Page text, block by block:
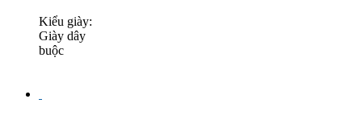
Kiểu giày:
Giày dây
buộc